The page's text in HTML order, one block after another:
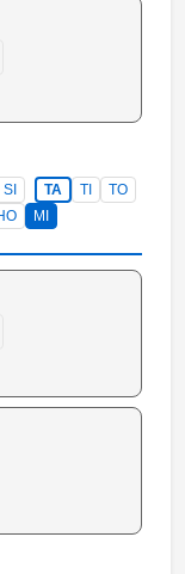
SI TA TI
TO
MI